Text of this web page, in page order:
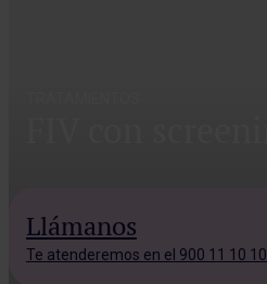
Llámanos
Te atenderemos en el 900 11 10 10.